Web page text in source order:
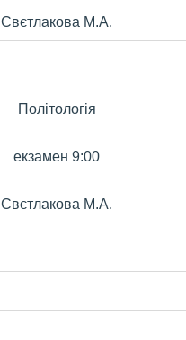
Свєтлакова М.А.
Політологія
екзамен 9:00
Свєтлакова М.А.